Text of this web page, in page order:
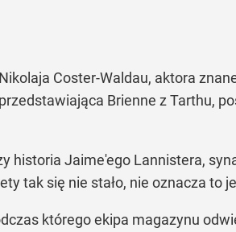
Coster-Waldau, aktora
Brienne z Tarthu,
historia Jaime'ego Lannistera,
tak się nie stało, nie oznacza to
którego ekipa magazynu